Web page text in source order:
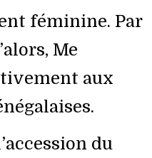
féminine. Par
Me
aux
du